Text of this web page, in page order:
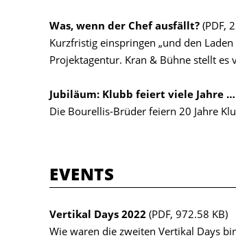
Was, wenn der Chef ausfällt? (PDF,
Kurzfristig einspringen „und den
Projektagentur. Kran & Bühne stellt es
Jubiläum: Klubb feiert viele Jahre …
Die Bourellis-Brüder feiern 20 Jahre
EVENTS
Vertikal Days 2022 (PDF, 972.58 KB)
Wie waren die zweiten Vertikal Days